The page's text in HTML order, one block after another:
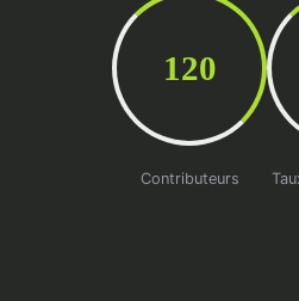
120
Contributeurs